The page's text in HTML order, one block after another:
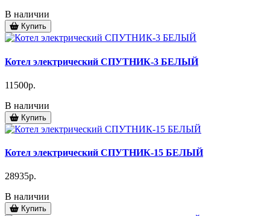
В наличии
Купить
Котел электрический СПУТНИК-3 БЕЛЫЙ
11500р.
В наличии
Купить
Котел электрический СПУТНИК-15 БЕЛЫЙ
28935р.
В наличии
Купить